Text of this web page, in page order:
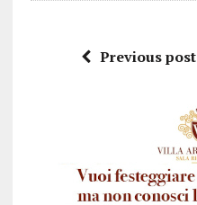
Previous post